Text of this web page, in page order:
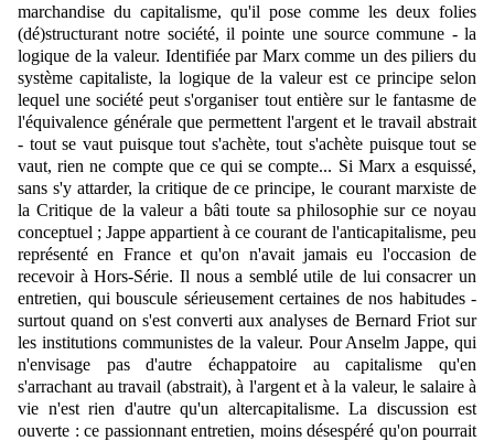
marchandise du capitalisme, qu'il pose comme les deux folies
(dé)structurant notre société, il pointe une source commune - la
logique de la valeur. Identifiée par Marx comme un des piliers du
système capitaliste, la logique de la valeur est ce principe selon
lequel une société peut s'organiser tout entière sur le fantasme de
l'équivalence générale que permettent l'argent et le travail abstrait
- tout se vaut puisque tout s'achète, tout s'achète puisque tout se
vaut, rien ne compte que ce qui se compte... Si Marx a esquissé,
sans s'y attarder, la critique de ce principe, le courant marxiste de
la Critique de la valeur a bâti toute sa philosophie sur ce noyau
conceptuel ; Jappe appartient à ce courant de l'anticapitalisme, peu
représenté en France et qu'on n'avait jamais eu l'occasion de
recevoir à Hors-Série. Il nous a semblé utile de lui consacrer un
entretien, qui bouscule sérieusement certaines de nos habitudes -
surtout quand on s'est converti aux analyses de Bernard Friot sur
les institutions communistes de la valeur. Pour Anselm Jappe, qui
n'envisage pas d'autre échappatoire au capitalisme qu'en
s'arrachant au travail (abstrait), à l'argent et à la valeur, le salaire à
vie n'est rien d'autre qu'un altercapitalisme. La discussion est
ouverte : ce passionnant entretien, moins désespéré qu'on pourrait